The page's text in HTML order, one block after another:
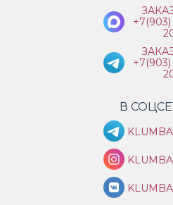
+7(903)
+7(903)
В